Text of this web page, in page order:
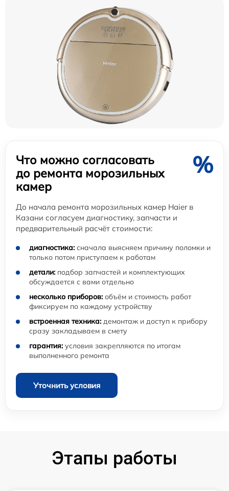
Что можно согласовать
до ремонта морозильных
камер
%
До начала ремонта морозильных камер Haier в
Казани согласуем диагностику, запчасти и
предварительный расчёт стоимости:
диагностика: сначала выясняем причину поломки и
только потом приступаем к работам
детали: подбор запчастей и комплектующих
обсуждается с вами отдельно
несколько приборов: объём и стоимость работ
фиксируем по каждому устройству
встроенная техника: демонтаж и доступ к прибору
сразу закладываем в смету
гарантия: условия закрепляются по итогам
выполненного ремонта
Уточнить условия
Этапы работы